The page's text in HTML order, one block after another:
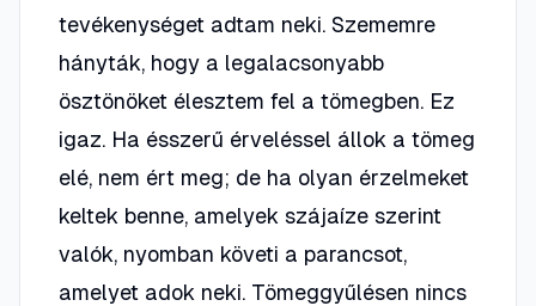
tevékenységet adtam neki. Szememre
hányták, hogy a legalacsonyabb
ösztönöket élesztem fel a tömegben. Ez
igaz. Ha ésszerű érveléssel állok a tömeg
elé, nem ért meg; de ha olyan érzelmeket
keltek benne, amelyek szájaíze szerint
valók, nyomban követi a parancsot,
amelyet adok neki. Tömeggyűlésen nincs